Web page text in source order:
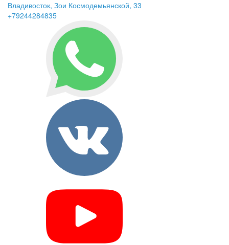
Владивосток, Зои Космодемьянской, 33
+79244284835